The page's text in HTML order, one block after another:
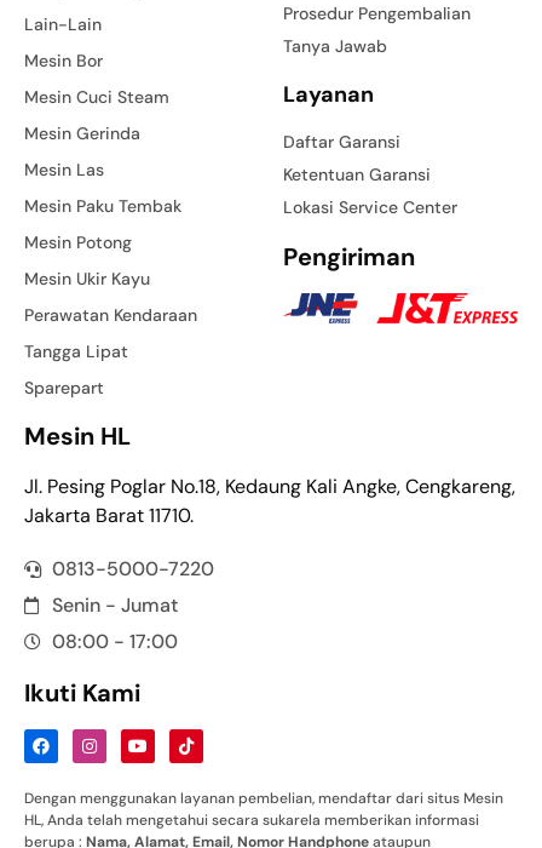
Lain-Lain
Mesin Bor
Mesin Cuci Steam
Mesin Gerinda
Mesin Las
Mesin Paku Tembak
Mesin Potong
Mesin Ukir Kayu
Perawatan Kendaraan
Tangga Lipat
Sparepart
Prosedur Pengembalian
Tanya Jawab
Layanan
Daftar Garansi
Ketentuan Garansi
Lokasi Service Center
Pengiriman
Mesin HL
Jl. Pesing Poglar No.18, Kedaung Kali Angke, Cengkareng,
Jakarta Barat 11710.
0813-5000-7220
Senin - Jumat
08:00 - 17:00
Ikuti Kami
Dengan menggunakan layanan pembelian, mendaftar dari situs Mesin
HL, Anda telah mengetahui secara sukarela memberikan informasi
berupa : Nama,Alamat,Email,NomorHandphoneataupun